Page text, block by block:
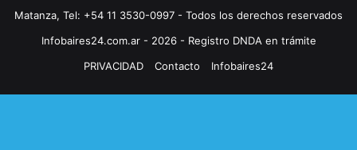
Matanza, Tel: +54 11 3530-0997 - Todos los derechos reservados
Infobaires24.com.ar - 2026 - Registro DNDA en trámite
PRIVACIDAD
Contacto Infobaires24